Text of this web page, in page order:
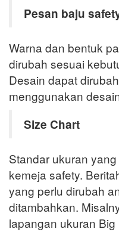
Pesan baju
Warna dan bentuk
dirubah sesuai
Desain dapat
menggunakan
Size Chart
Standar ukuran
kemeja safety.
yang perlu dirubah
ditambahkan.
lapangan ukuran Big